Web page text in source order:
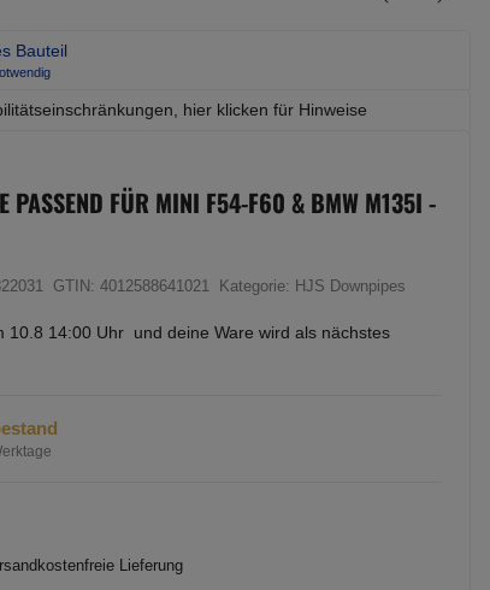
Bauteil
hier klicken für Hinweise
PASSEND FÜR MINI F54-F60 & BMW M135I -
GTIN: 4012588641021 Kategorie: HJS Downpipes
10.8 14:00 Uhr und deine Ware wird als nächstes
Lieferung